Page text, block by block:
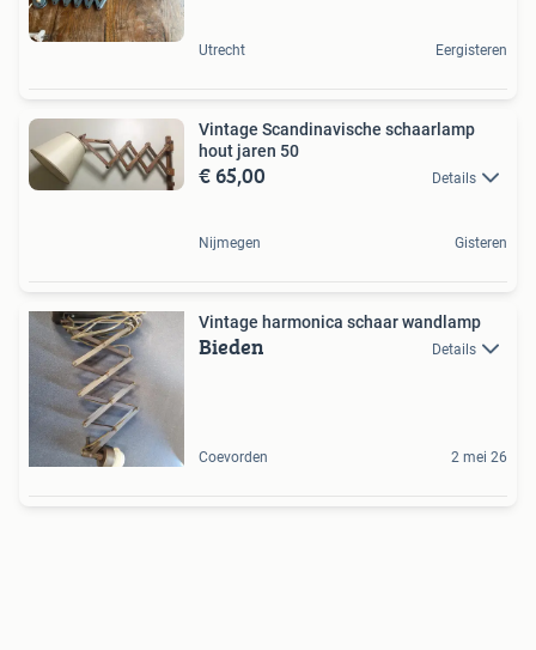
Utrecht Eergisteren
Vintage Scandinavische schaarlamp
hout jaren 50
€ 65,00 Details
Nijmegen Gisteren
Vintage harmonica schaar wandlamp
Bieden Details
Coevorden 2 mei 26